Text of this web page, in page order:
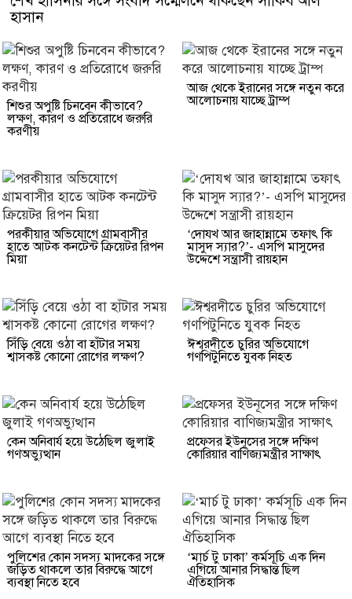
হাসান
শিশুর অপুষ্টি চিনবেন কীভাবে?
লক্ষণ, কারণ ও প্রতিরোধে জরুরি
করণীয়
আজ থেকে ইরানের সঙ্গে নতুন করে
আলোচনায় যাচ্ছে ট্রাম্প
পরকীয়ার অভিযোগে গ্রামবাসীর
হাতে আটক কনটেন্ট ক্রিয়েটর রিপন
মিয়া
‘দোযখ আর জাহান্নামে তফাৎ কি
মাসুদ স্যার?’- এসপি মাসুদের
উদ্দেশে সন্ত্রাসী রায়হান
সিঁড়ি বেয়ে ওঠা বা হাঁটার সময়
শ্বাসকষ্ট কোনো রোগের লক্ষণ?
ঈশ্বরদীতে চুরির অভিযোগে
গণপিটুনিতে যুবক নিহত
কেন অনিবার্য হয়ে উঠেছিল জুলাই
গণঅভ্যুত্থান
প্রফেসর ইউনূসের সঙ্গে দক্ষিণ
কোরিয়ার বাণিজ্যমন্ত্রীর সাক্ষাৎ
পুলিশের কোন সদস্য মাদকের সঙ্গে
জড়িত থাকলে তার বিরুদ্ধে আগে
ব্যবস্থা নিতে হবে
‘মার্চ টু ঢাকা’ কর্মসূচি এক দিন
এগিয়ে আনার সিদ্ধান্ত ছিল
ঐতিহাসিক